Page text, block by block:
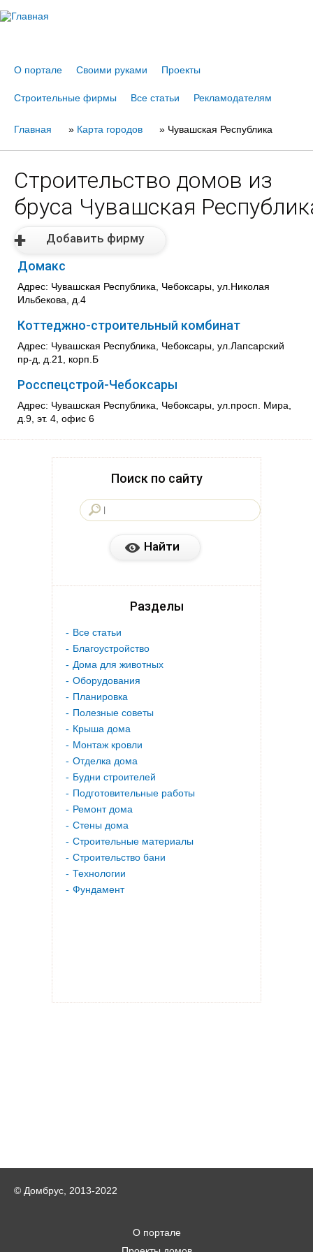
О портале Своими руками Проекты
Строительные фирмы Все статьи Рекламодателям
Вы
здесь
Главная » Карта городов » Чувашская Республика
Строительство домов из
бруса Чувашская
Добавить фирму
Домакс
Адрес: Чувашская Республика, Чебоксары, ул.Николая
Ильбекова, д.4
Коттеджно-строительный комбинат
Адрес: Чувашская Республика, Чебоксары, ул.Лапсарский
пр-д, д.21, корп.Б
Росспецстрой-Чебоксары
Адрес: Чувашская Республика, Чебоксары, ул.просп. Мира,
д.9, эт. 4, офис 6
Поиск по сайту
Разделы
Все статьи
Благоустройство
Дома для животных
Оборудования
Планировка
Полезные советы
Крыша дома
Монтаж кровли
Отделка дома
Будни строителей
Подготовительные работы
Ремонт дома
Стены дома
Строительные материалы
Строительство бани
Технологии
Фундамент
© Домбрус, 2013-2022
О портале